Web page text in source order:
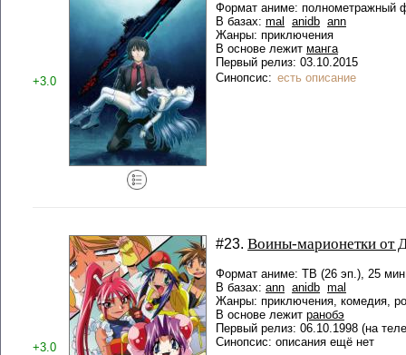
+3.0
Формат аниме: полнометражный
В базах: mal anidb ann
Жанры: приключения
В основе лежит манга
Первый релиз: 03.10.2015
Синопсис: есть описание
+3.0
#23. Воины-марионетки от
Формат аниме: ТВ (26 эп.), 25
В базах: ann anidb mal
Жанры: приключения, комедия,
В основе лежит ранобэ
Первый релиз: 06.10.1998 (на
Синопсис: описания ещё нет